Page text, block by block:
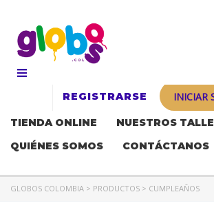
REGISTRARSE INICIAR
TIENDA ONLINE NUESTROS
QUIÉNES SOMOS
CONTÁCTANOS
GLOBOS COLOMBIA > PRODUCTOS > CUMPLEAÑOS